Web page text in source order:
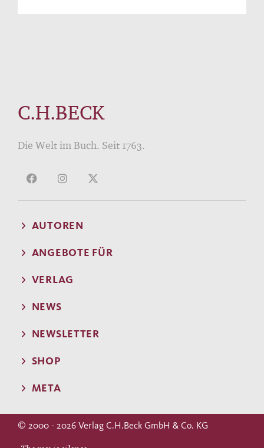
C.H.BECK
Die Welt im Buch. Seit 1763.
AUTOREN
ANGEBOTE FÜR
VERLAG
NEWS
NEWSLETTER
SHOP
META
© 2000 - 2026 Verlag C.H.Beck GmbH & Co. KG